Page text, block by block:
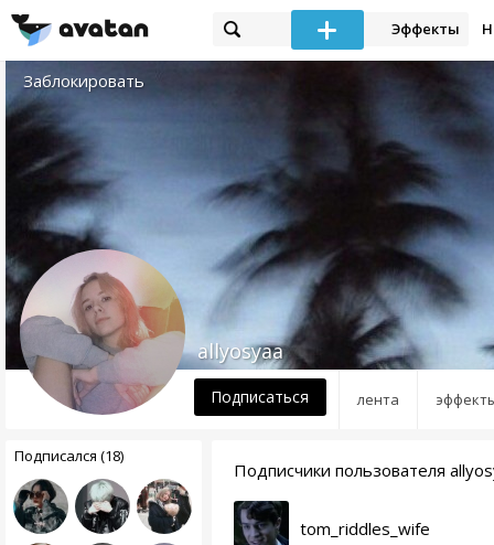
Эффекты
Заблокировать
лента
allyosyaa
Подписаться
Подписался (18)
Подписчики пользователя
tom_riddles_wife